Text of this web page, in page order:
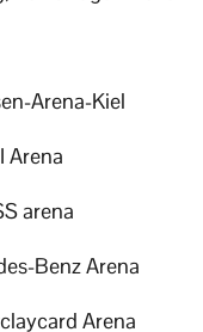
Arena-Kiel
Arena
arena
Benz Arena
Arena